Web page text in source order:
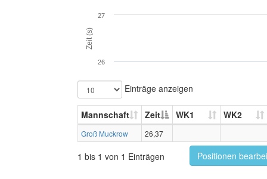
Zeit (s)
26
27
Einträge anzeigen
Mannschaft Zeit WK1 WK2
Groß Muckrow 26,37
1 bis 1 von 1 Einträgen Positionen